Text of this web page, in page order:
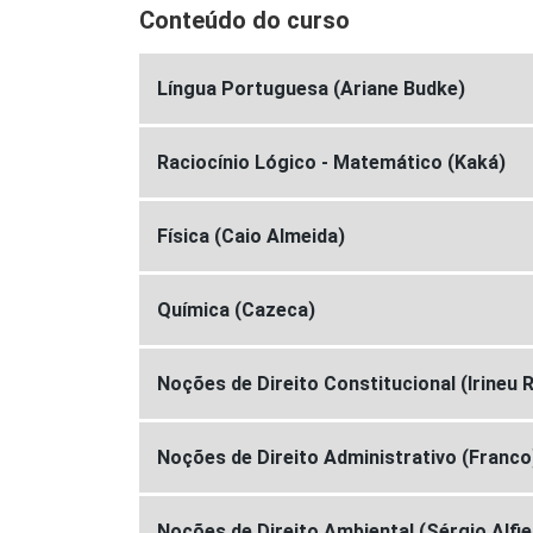
Conteúdo do curso
Língua Portuguesa (Ariane Budke)
Raciocínio Lógico - Matemático (Kaká)
Física (Caio Almeida)
Química (Cazeca)
Noções de Direito Constitucional (Irineu
Noções de Direito Administrativo